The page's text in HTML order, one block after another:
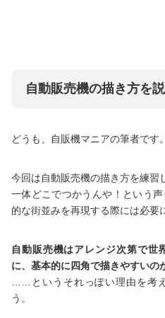
自動販売機の描き方を
どうも、自販機マニアの筆者です。
今回は自動販売機の描き方を練習
一体どこでつかうんや！という
的な街並みを再現する際には必要
自動販売機はアレンジ次第で世
に、基本的に四角で描きやすいの
……というそれっぽい理由を考
う。